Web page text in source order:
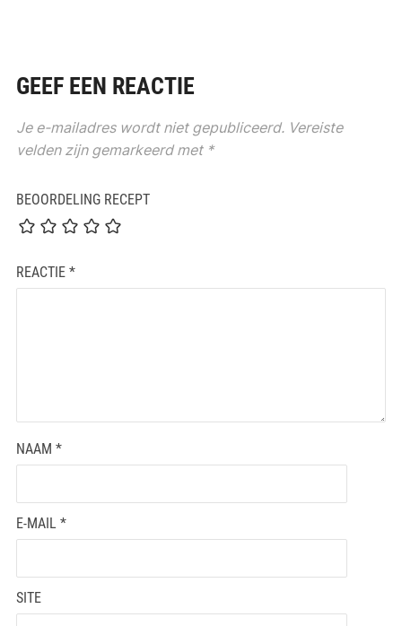
GEEF EEN REACTIE
Je e-mailadres wordt niet gepubliceerd. Vereiste
velden zijn gemarkeerd met *
BEOORDELING RECEPT
REACTIE *
NAAM *
E-MAIL *
SITE